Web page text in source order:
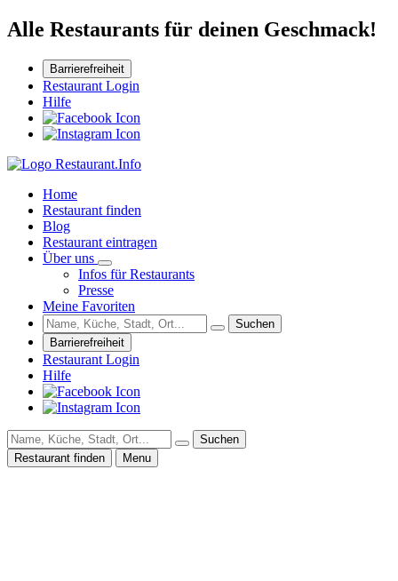
Alle Restaurants für deinen Geschmack!
Barrierefreiheit
Restaurant Login
Hilfe
Home
Restaurant finden
Blog
Restaurant eintragen
Über uns
Infos für Restaurants
Presse
Meine Favoriten
Suchen
Barrierefreiheit
Restaurant Login
Hilfe
Suchen
Restaurant finden
Menu